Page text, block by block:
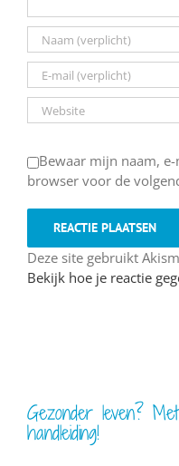
Bewaar mijn naam,
browser voor de
Deze site gebruikt
Bekijk hoe je reactie
Gezonder leven?
handleiding!